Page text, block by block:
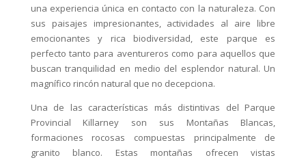
una experiencia única en contacto con la naturaleza. Con
sus paisajes impresionantes, actividades al aire libre
emocionantes y rica biodiversidad, este parque es
perfecto tanto para aventureros como para aquellos que
buscan tranquilidad en medio del esplendor natural. Un
magnífico rincón natural que no decepciona.
Una de las características más distintivas del Parque
Provincial Killarney son sus Montañas Blancas,
formaciones rocosas compuestas principalmente de
granito blanco. Estas montañas ofrecen vistas